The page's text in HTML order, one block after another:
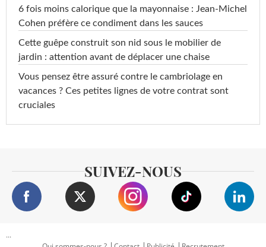
6 fois moins calorique que la mayonnaise : Jean-Michel
Cohen préfère ce condiment dans les sauces
Cette guêpe construit son nid sous le mobilier de
jardin : attention avant de déplacer une chaise
Vous pensez être assuré contre le cambriolage en
vacances ? Ces petites lignes de votre contrat sont
cruciales
SUIVEZ-NOUS
...